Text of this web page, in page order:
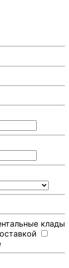
клады